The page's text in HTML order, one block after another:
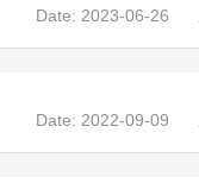
Date: 2023-06-26
Date: 2022-09-09